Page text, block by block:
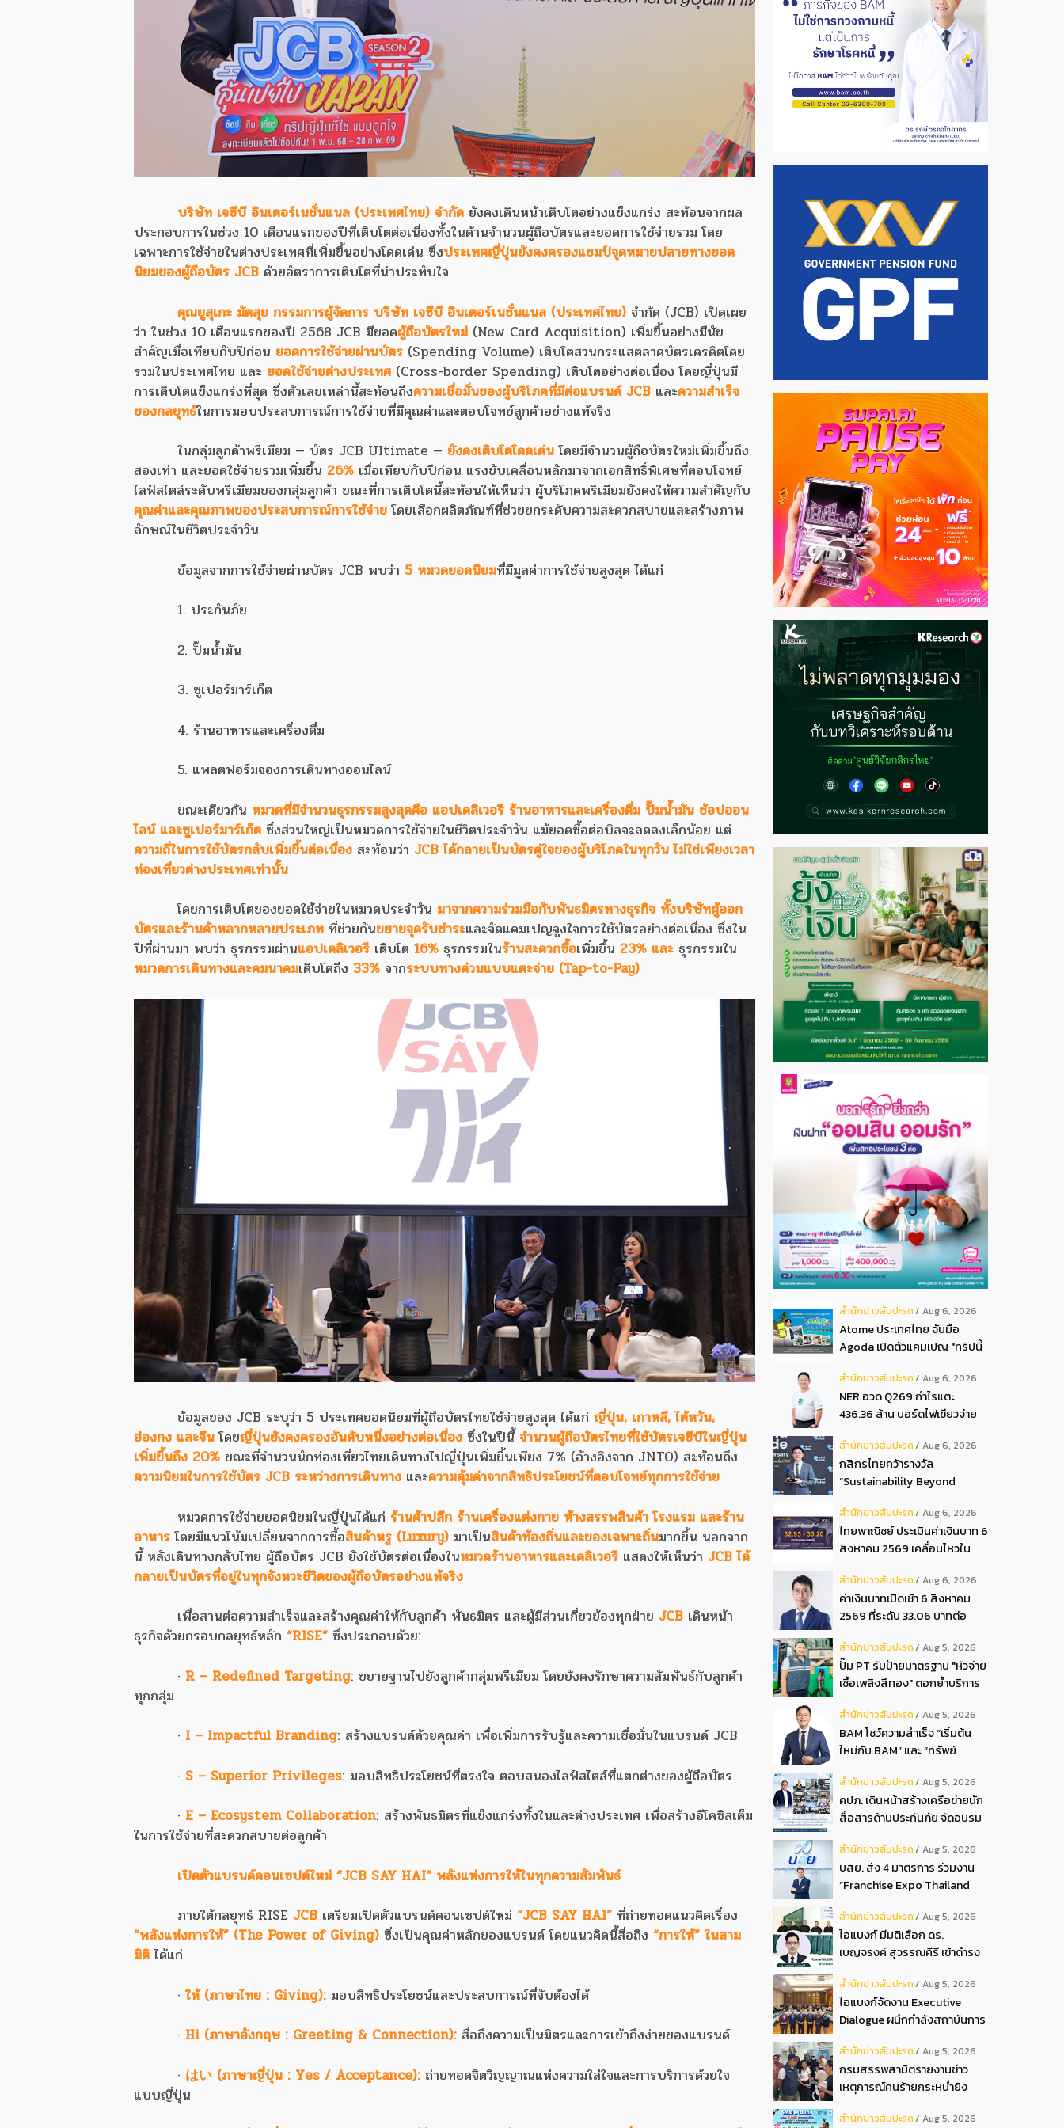
บริษัท เจซีบี อินเตอร์เนชั่นแนล (ประเทศไทย) จำกัด ยังคงเดินหน้าเติบโตอย่างแข็งแกร่ง สะท้อนจากผล
ประกอบการในช่วง 10 เดือนแรกของปีที่เติบโตต่อเนื่องทั้งในด้านจำนวนผู้ถือบัตรและยอดการใช้จ่ายรวม โดย
เฉพาะการใช้จ่ายในต่างประเทศที่เพิ่มขึ้นอย่างโดดเด่น ซึ่งประเทศญี่ปุ่นยังคงครองแชมป์จุดหมายปลายทางยอด
นิยมของผู้ถือบัตร JCB ด้วยอัตราการเติบโตที่น่าประทับใจ
คุณยูสุเกะ มัตสุย กรรมการผู้จัดการ บริษัท เจซีบี อินเตอร์เนชั่นแนล (ประเทศไทย) จำกัด (JCB) เปิดเผย
ว่า ในช่วง 10 เดือนแรกของปี 2568 JCB มียอดผู้ถือบัตรใหม่ (New Card Acquisition) เพิ่มขึ้นอย่างมีนัย
สำคัญเมื่อเทียบกับปีก่อน ยอดการใช้จ่ายผ่านบัตร (Spending Volume) เติบโตสวนกระแสตลาดบัตรเครดิตโดย
รวมในประเทศไทย และ ยอดใช้จ่ายต่างประเทศ (Cross-border Spending) เติบโตอย่างต่อเนื่อง โดยญี่ปุ่นมี
การเติบโตแข็งแกร่งที่สุด ซึ่งตัวเลขเหล่านี้สะท้อนถึงความเชื่อมั่นของผู้บริโภคที่มีต่อแบรนด์ JCB และความสำเร็จ
ของกลยุทธ์ในการมอบประสบการณ์การใช้จ่ายที่มีคุณค่าและตอบโจทย์ลูกค้าอย่างแท้จริง
ในกลุ่มลูกค้าพรีเมียม — บัตร JCB Ultimate — ยังคงเติบโตโดดเด่นโดยมีจำนวนผู้ถือบัตรใหม่เพิ่มขึ้นถึง
สองเท่า และยอดใช้จ่ายรวมเพิ่มขึ้น 26% เมื่อเทียบกับปีก่อน แรงขับเคลื่อนหลักมาจากเอกสิทธิ์พิเศษที่ตอบโจทย์
ไลฟ์สไตล์ระดับพรีเมียมของกลุ่มลูกค้า ขณะที่การเติบโตนี้สะท้อนให้เห็นว่า ผู้บริโภคพรีเมียมยังคงให้ความสำคัญกับ
คุณค่าและคุณภาพของประสบการณ์การใช้จ่ายโดยเลือกผลิตภัณฑ์ที่ช่วยยกระดับความสะดวกสบายและสร้างภาพ
ลักษณ์ในชีวิตประจำวัน
ข้อมูลจากการใช้จ่ายผ่านบัตร JCB พบว่า 5 หมวดยอดนิยมที่มีมูลค่าการใช้จ่ายสูงสุด ได้แก่
1. ประกันภัย
2. ปั๊มน้ำมัน
3. ซูเปอร์มาร์เก็ต
4. ร้านอาหารและเครื่องดื่ม
5. แพลตฟอร์มจองการเดินทางออนไลน์
ขณะเดียวกัน หมวดที่มีจำนวนธุรกรรมสูงสุดคือ แอปเดลิเวอรี ร้านอาหารและเครื่องดื่ม ปั๊มน้ำมัน ช้อปออน
ไลน์ และซูเปอร์มาร์เก็ต ซึ่งส่วนใหญ่เป็นหมวดการใช้จ่ายในชีวิตประจำวัน แม้ยอดซื้อต่อบิลจะลดลงเล็กน้อย แต่
ความถี่ในการใช้บัตรกลับเพิ่มขึ้นต่อเนื่อง สะท้อนว่า JCB ได้กลายเป็นบัตรคู่ใจของผู้บริโภคในทุกวัน ไม่ใช่เพียงเวลา
ท่องเที่ยวต่างประเทศเท่านั้น
โดยการเติบโตของยอดใช้จ่ายในหมวดประจำวัน มาจากความร่วมมือกับพันธมิตรทางธุรกิจ ทั้งบริษัทผู้ออก
บัตรและร้านค้าหลากหลายประเภท ที่ช่วยกันขยายจุดรับชำระและจัดแคมเปญจูงใจการใช้บัตรอย่างต่อเนื่อง ซึ่งใน
ปีที่ผ่านมา พบว่า ธุรกรรมผ่านแอปเดลิเวอรี เติบโต16% ธุรกรรมในร้านสะดวกซื้อเพิ่มขึ้น 23% และ ธุรกรรมใน
หมวดการเดินทางและคมนาคมเติบโตถึง 33% จากระบบทางด่วนแบบแตะจ่าย (Tap-to-Pay)
ข้อมูลของ JCB ระบุว่า 5 ประเทศยอดนิยมที่ผู้ถือบัตรไทยใช้จ่ายสูงสุด ได้แก่ญี่ปุ่น, เกาหลี, ไต้หวัน,
ฮ่องกง และจีนโดยญี่ปุ่นยังคงครองอันดับหนึ่งอย่างต่อเนื่อง ซึ่งในปีนี้จำนวนผู้ถือบัตรไทยที่ใช้บัตรเจซีบีในญี่ปุ่น
เพิ่มขึ้นถึง 20% ขณะที่จำนวนนักท่องเที่ยวไทยเดินทางไปญี่ปุ่นเพิ่มขึ้นเพียง 7% (อ้างอิงจาก JNTO) สะท้อนถึง
ความนิยมในการใช้บัตร JCB ระหว่างการเดินทาง และความคุ้มค่าจากสิทธิประโยชน์ที่ตอบโจทย์ทุกการใช้จ่าย
หมวดการใช้จ่ายยอดนิยมในญี่ปุ่นได้แก่ ร้านค้าปลีก ร้านเครื่องแต่งกาย ห้างสรรพสินค้า โรงแรม และร้าน
อาหารโดยมีแนวโน้มเปลี่ยนจากการซื้อสินค้าหรู (Luxury) มาเป็นสินค้าท้องถิ่นและของเฉพาะถิ่นมากขึ้น นอกจาก
นี้ หลังเดินทางกลับไทย ผู้ถือบัตร JCB ยังใช้บัตรต่อเนื่องในหมวดร้านอาหารและเดลิเวอรี แสดงให้เห็นว่า JCB ได้
กลายเป็นบัตรที่อยู่ในทุกจังหวะชีวิตของผู้ถือบัตรอย่างแท้จริง
เพื่อสานต่อความสำเร็จและสร้างคุณค่าให้กับลูกค้า พันธมิตร และผู้มีส่วนเกี่ยวข้องทุกฝ่าย JCB เดินหน้า
ธุรกิจด้วยกรอบกลยุทธ์หลัก“RISE” ซึ่งประกอบด้วย:
· R – Redefined Targeting: ขยายฐานไปยังลูกค้ากลุ่มพรีเมียม โดยยังคงรักษาความสัมพันธ์กับลูกค้า
ทุกกลุ่ม
· I – Impactful Branding: สร้างแบรนด์ด้วยคุณค่า เพื่อเพิ่มการรับรู้และความเชื่อมั่นในแบรนด์ JCB
· S – Superior Privileges: มอบสิทธิประโยชน์ที่ตรงใจ ตอบสนองไลฟ์สไตล์ที่แตกต่างของผู้ถือบัตร
·E – Ecosystem Collaboration: สร้างพันธมิตรที่แข็งแกร่งทั้งในและต่างประเทศ เพื่อสร้างอีโคซิสเต็ม
ในการใช้จ่ายที่สะดวกสบายต่อลูกค้า
เปิดตัวแบรนด์คอนเซปต์ใหม่ “JCB SAY HAI” พลังแห่งการให้ในทุกความสัมพันธ์
ภายใต้กลยุทธ์ RISE JCB เตรียมเปิดตัวแบรนด์คอนเซปต์ใหม่“JCB SAY HAI” ที่ถ่ายทอดแนวคิดเรื่อง
“พลังแห่งการให้” (The Power of Giving) ซึ่งเป็นคุณค่าหลักของแบรนด์ โดยแนวคิดนี้สื่อถึง“การให้” ในสาม
มิติได้แก่
·ให้ (ภาษาไทย : Giving): มอบสิทธิประโยชน์และประสบการณ์ที่จับต้องได้
· Hi (ภาษาอังกฤษ : Greeting & Connection): สื่อถึงความเป็นมิตรและการเข้าถึงง่ายของแบรนด์
· はい (ภาษาญี่ปุ่น : Yes / Acceptance): ถ่ายทอดจิตวิญญาณแห่งความใส่ใจและการบริการด้วยใจ
แบบญี่ปุ่น
สํานักข่าวสับปะรด Aug 6, 2026
Atome ประเทศไทย จับมือ
Agoda เปิดตัวแคมเปญ "ทริปนี้
โรงแรมหรู พร้อมผ่อน 0 ได้ 3
งวด**
สํานักข่าวสับปะรด Aug 6, 2026
NER อวด Q269 กำไรแตะ
436.36 ล้าน บอร์ดไฟเขียวจ่าย
อัตรา 0.05 บ.หุ้น
สํานักข่าวสับปะรด Aug 6, 2026
กสิกรไทยคว้ารางวัล
“Sustainability Beyond
สํานักข่าวสับปะรด Aug 6, 2026
ไทยพาณิชย์ ประเมินค่าเงินบาท 6
สิงหาคม 2569 เคลื่อนไหวใน
ดอลลาร์
สํานักข่าวสับปะรด Aug 6, 2026
ค่าเงินบาทเปิดเช้า 6 สิงหาคม
2569 ที่ระดับ 33.06 บาทต่อ
สํานักข่าวสับปะรด Aug 5, 2026
ปั๊ม PT รับป้ายมาตรฐาน "หัวจ่าย
เชื้อเพลิงสีทอง" ตอกย้ำบริการ
บริโภค
สํานักข่าวสับปะรด Aug 5, 2026
BAM โชว์ความสำเร็จ “เริ่มต้น
ใหม่กับ BAM” และ “ทรัพย์
2026
สํานักข่าวสับปะรด Aug 5, 2026
คปภ. เดินหน้าสร้างเครือข่ายนัก
สื่อสารด้านประกันภัย จัดอบรม
สํานักข่าวสับปะรด Aug 5, 2026
บสย. ส่ง 4 มาตรการ ร่วมงาน
“Franchise Expo Thailand
สํานักข่าวสับปะรด Aug 5, 2026
ไอแบงก์ มีมติเลือก ดร.
เบญจรงค์ สุวรรณคีรี เข้าดำรง
การประชุมวิสามัญผู้ถือหุ้น ครั้ง
ที่ 22569
สํานักข่าวสับปะรด Aug 5, 2026
ไอแบงก์จัดงาน Executive
Dialogue ผนึกกำลังสถาบันการ
ถ่ายทอดประสบการณ์กว่า 40 ปี
เตรียมความพร้อมองค์กรสู่การ
เป็นธนาคารอิสลามแห่งอนาคต
สํานักข่าวสับปะรด Aug 5, 2026
กรมสรรพสามิตรายงานข่าว
เหตุการณ์คนร้ายกระหน่ำยิง
ปัตตานี สาขามายอ
สํานักข่าวสับปะรด Aug 5, 2026